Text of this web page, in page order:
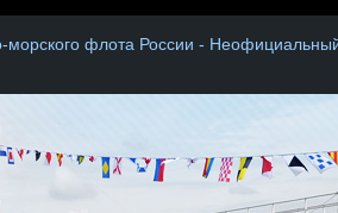
флота России -